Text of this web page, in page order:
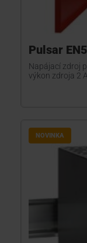
Pulsar
Napájací zdroj
výkon zdroja 2
NOVINKA